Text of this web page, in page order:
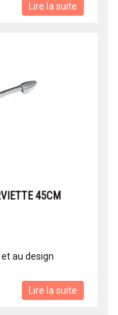
Lire la suite
45CM
au design
Lire la suite